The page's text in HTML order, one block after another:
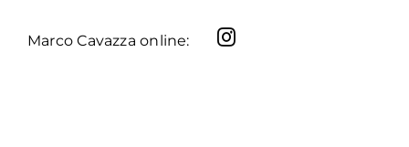
Marco Cavazza online: